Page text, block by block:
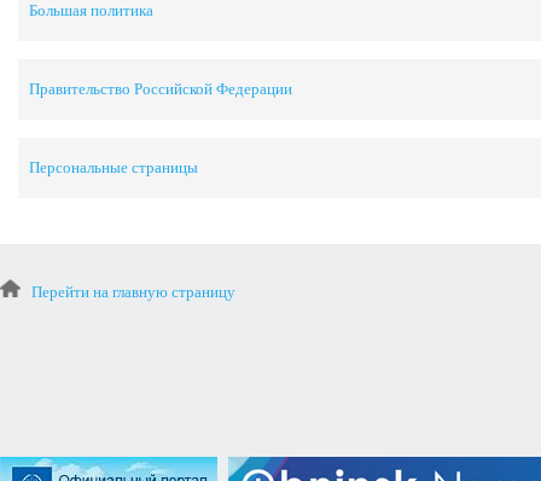
Большая политика
Правительство Российской Федерации
Персональные страницы
Перейти на главную страницу